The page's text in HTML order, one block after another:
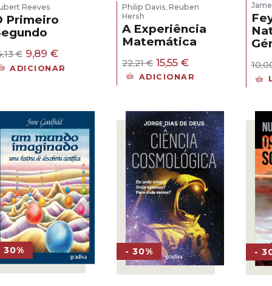
Reeves
Primeiro
€ O
preço
9,89 €O
preço
ADICIONAR
Philip Davis,Reuben
Hersh
A Experiência
Matemática
22,21€ O
preço
15,55€O
preço
ADICIONAR
30% - 30% -